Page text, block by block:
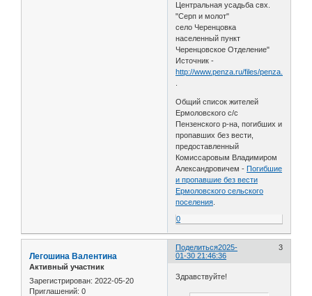
Центральная усадьба свх.
"Серп и молот"
село Черенцовка
населенный пункт
Черенцовское Отделение"
Источник -
http://www.penza.ru/files/penza.ru/
Общий список жителей
Ермоловского с/с
Пензенского р-на, погибших и
пропавших без вести,
предоставленный
Комиссаровым Владимиром
Александровичем - Погибшие
и пропавшие без вести
Ермоловского сельского
поселения
0
Поделиться 3
2025-
01-30 21:46:36
Легошина Валентина
Активный участник
Зарегистрирован: 2022-05-20
Приглашений: 0
Здравствуйте!